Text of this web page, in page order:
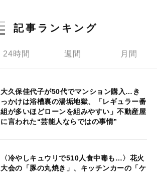
記事ランキング
24時間 週間 月間
大久保佳代子が50代でマンション購入…き
っかけは浴槽裏の湯垢地獄、「レギュラー番
組が多いほどローンを組みやすい」不動産屋
に言われた“芸能人ならではの事情”
〈冷やしキュウリで510人食中毒も…〉花火
大会の「豚の丸焼き」、キッチンカーの「ケ